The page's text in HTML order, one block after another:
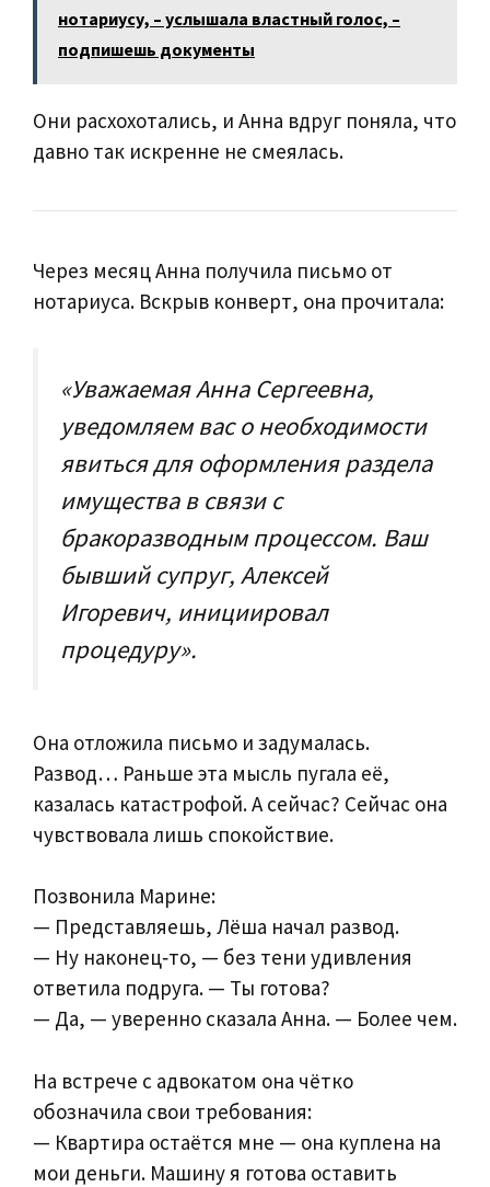
нотариусу, – услышала властный голос, –
подпишешь документы
Они расхохотались, и Анна вдруг поняла, что
давно так искренне не смеялась.
Через месяц Анна получила письмо от
нотариуса. Вскрыв конверт, она прочитала:
«Уважаемая Анна Сергеевна,
уведомляем вас о необходимости
явиться для оформления раздела
имущества в связи с
бракоразводным процессом. Ваш
бывший супруг, Алексей
Игоревич, инициировал
процедуру».
Она отложила письмо и задумалась.
Развод… Раньше эта мысль пугала её,
казалась катастрофой. А сейчас? Сейчас она
чувствовала лишь спокойствие.
Позвонила Марине:
— Представляешь, Лёша начал развод.
— Ну наконец‑то, — без тени удивления
ответила подруга. — Ты готова?
— Да, — уверенно сказала Анна. — Более чем.
На встрече с адвокатом она чётко
обозначила свои требования:
— Квартира остаётся мне — она куплена на
мои деньги. Машину я готова оставить